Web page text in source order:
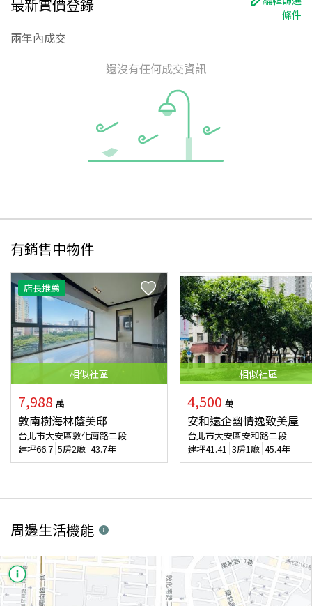
最新實價登錄
條件
兩年內成交
還沒有任何成交資訊
有銷售中物件
店長推薦
相似社區
7,988 萬
敦南樹海林蔭美邸
台北市大安區敦化南路二段
建坪66.7 5房2廳 43.7年
相似社區
4,500 萬
安和遠企幽情逸致美屋
台北市大安區安和路二段
建坪41.41 3房1廳 45.4年
周邊生活機能